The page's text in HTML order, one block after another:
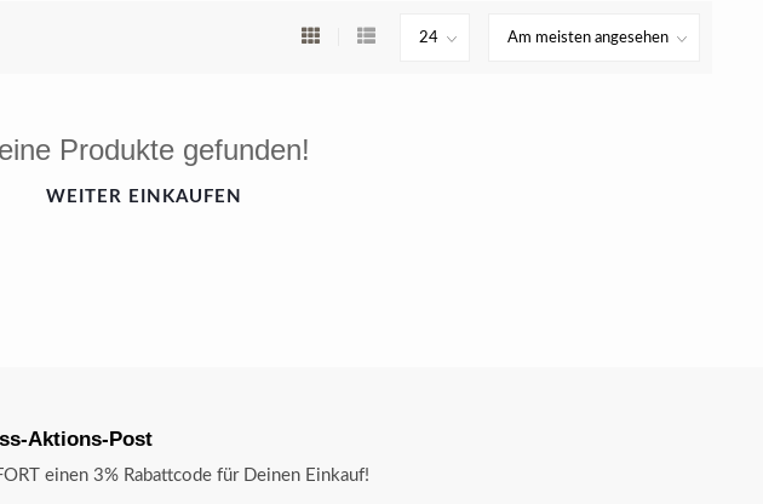
Produkte gefunden!
WEITER EINKAUFEN
Aktions-Post
einen 3% Rabattcode für Deinen Einkauf!